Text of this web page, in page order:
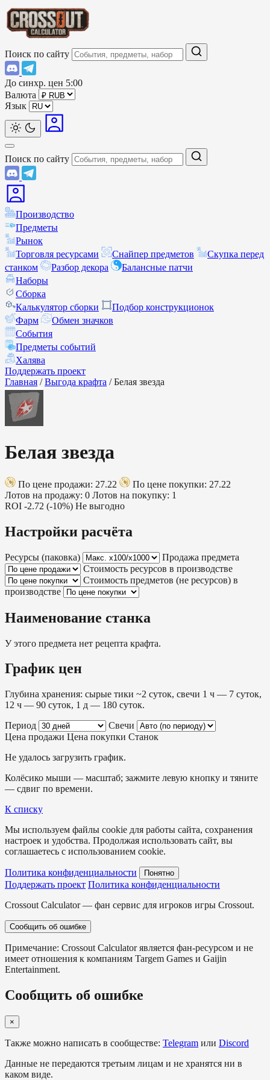
Поиск по сайту
До синхр. цен 5:00
Валюта
Язык
Поиск по сайту
Производство
Предметы
Рынок
Торговля ресурсами
Снайпер предметов
Скупка перед
станком
Разбор декора
Балансные патчи
Наборы
Сборка
Калькулятор сборки
Подбор конструкционок
Фарм
Обмен значков
События
Предметы событий
Халява
Поддержать проект
Главная / Выгода крафта / Белая звезда
Белая звезда
По цене продажи: 27.22
По цене покупки: 27.22
Лотов на продажу: 0 Лотов на покупку: 1
ROI -2.72 (-10%) Не выгодно
Настройки расчёта
Ресурсы (паковка)
Продажа предмета
Стоимость ресурсов в производстве
Стоимость предметов (не ресурсов) в
производстве
Наименование станка
У этого предмета нет рецепта крафта.
График цен
Глубина хранения: сырые тики ~2 суток, свечи 1 ч — 7 суток,
12 ч — 90 суток, 1 д — 180 суток.
Период
Свечи
Цена продажи Цена покупки Станок
Не удалось загрузить график.
Колёсико мыши — масштаб; зажмите левую кнопку и тяните
— сдвиг по времени.
К списку
Мы используем файлы cookie для работы сайта, сохранения
настроек и удобства. Продолжая использовать сайт, вы
соглашаетесь с использованием cookie.
Политика конфиденциальности Понятно
Поддержать проект Политика конфиденциальности
Crossout Calculator — фан сервис для игроков игры Crossout.
Сообщить об ошибке
Примечание: Crossout Calculator является фан-ресурсом и не
имеет отношения к компаниям Targem Games и Gaijin
Entertainment.
Сообщить об ошибке
×
Также можно написать в сообществе: Telegram или Discord
Данные не передаются третьим лицам и не хранятся ни в
каком виде.